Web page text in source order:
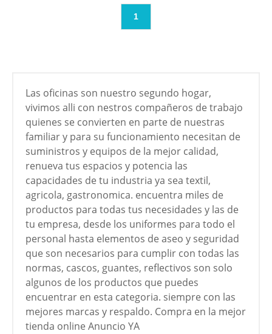
1
Las oficinas son nuestro segundo hogar,
vivimos alli con nestros compañeros de trabajo
quienes se convierten en parte de nuestras
familiar y para su funcionamiento necesitan de
suministros y equipos de la mejor calidad,
renueva tus espacios y potencia las
capacidades de tu industria ya sea textil,
agricola, gastronomica. encuentra miles de
productos para todas tus necesidades y las de
tu empresa, desde los uniformes para todo el
personal hasta elementos de aseo y seguridad
que son necesarios para cumplir con todas las
normas, cascos, guantes, reflectivos son solo
algunos de los productos que puedes
encuentrar en esta categoria. siempre con las
mejores marcas y respaldo. Compra en la mejor
tienda online Anuncio YA